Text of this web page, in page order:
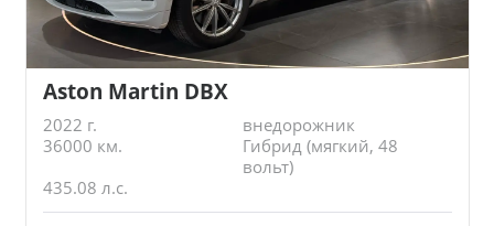
Aston Martin DBX
2022 г.
внедорожник
36000 км.
Гибрид (мягкий, 48
вольт)
435.08 л.с.